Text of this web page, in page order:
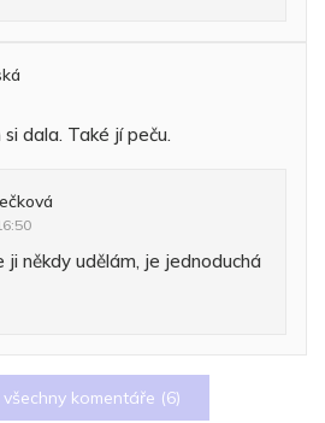
dala. Také jí peču.
ji někdy udělám, je jednoduchá
komentáře (6)